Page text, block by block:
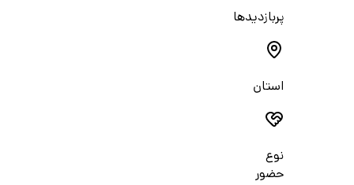
پربازدیدها
استان
نوع
حضور